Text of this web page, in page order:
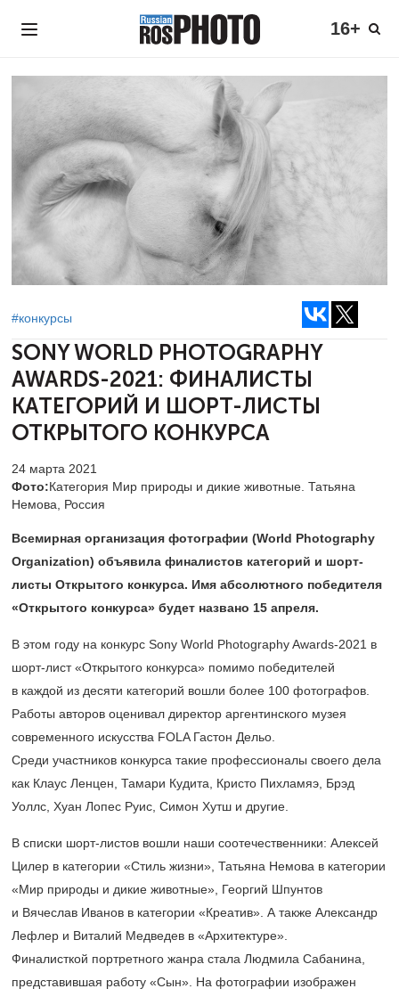
16+
#конкурсы
SONY WORLD PHOTOGRAPHY
AWARDS-2021: ФИНАЛИСТЫ
КАТЕГОРИЙ И ШОРТ-ЛИСТЫ
ОТКРЫТОГО КОНКУРСА
24 марта 2021
Фото:Категория Мир природы и дикие животные. Татьяна
Немова, Россия
Всемирная организация фотографии (World Photography
Organization) объявила финалистов категорий и шорт-
листы Открытого конкурса. Имя абсолютного победителя
«Открытого конкурса» будет названо 15 апреля.
В этом году на конкурс Sony World Photography Awards-2021 в
шорт-лист «Открытого конкурса» помимо победителей
в каждой из десяти категорий вошли более 100 фотографов.
Работы авторов оценивал директор аргентинского музея
современного искусства FOLA Гастон Дельо.
Среди участников конкурса такие профессионалы своего дела
как Клаус Ленцен, Тамари Кудита, Кристо Пихламяэ, Брэд
Уоллс, Хуан Лопес Руис, Симон Хутш и другие.
В списки шорт-листов вошли наши соотечественники: Алексей
Цилер в категории «Стиль жизни», Татьяна Немова в категории
«Мир природы и дикие животные», Георгий Шпунтов
и Вячеслав Иванов в категории «Креатив». А также Александр
Лефлер и Виталий Медведев в «Архитектуре».
Финалисткой портретного жанра стала Людмила Сабанина,
представившая работу «Сын». На фотографии изображен